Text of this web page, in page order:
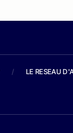
/ LE RESEAU